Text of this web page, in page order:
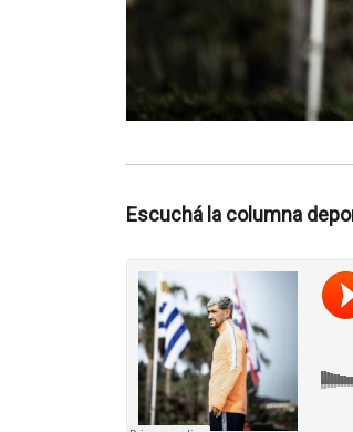
Escuchá la columna